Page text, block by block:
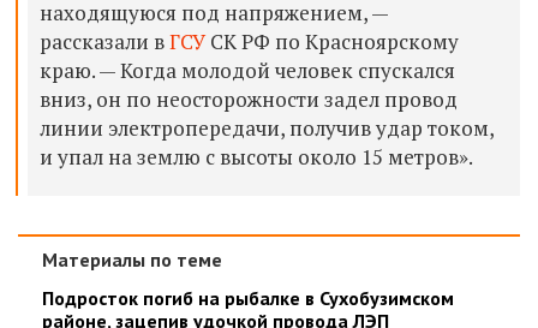
находящуюся под напряжением, —
рассказали вГСУСК РФ по Красноярскому
краю. — Когда молодой человек спускался
вниз, он по неосторожности задел провод
линии электропередачи, получив удар током,
и упал на землю с высоты около 15 метров».
Материалы по теме
Подросток погиб на рыбалке в Сухобузимском
районе, зацепив удочкой провода ЛЭП